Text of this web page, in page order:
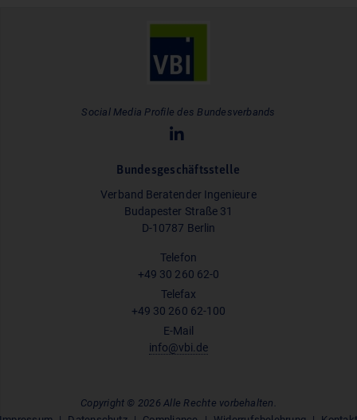
Social Media Profile des Bundesverbands
Bundesgeschäftsstelle
Verband Beratender Ingenieure
Budapester Straße 31
D-10787 Berlin
Telefon
+49 30 260 62-0
Telefax
+49 30 260 62-100
E-Mail
info@vbi.de
Copyright © 2026 Alle Rechte vorbehalten.